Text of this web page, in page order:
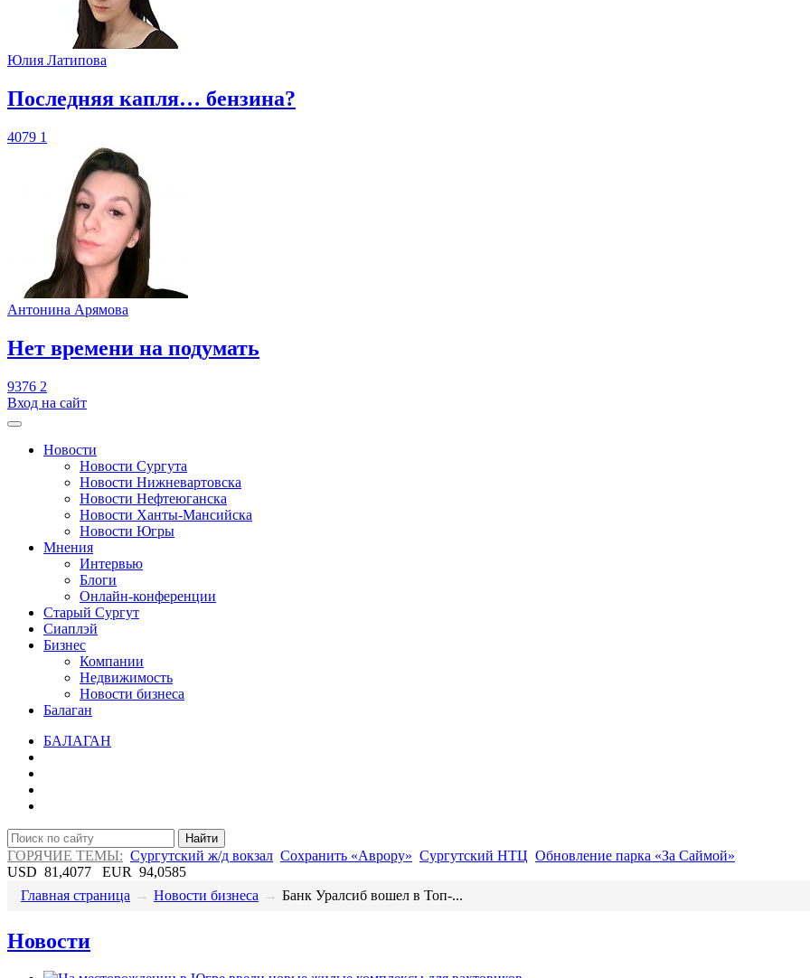
Юлия Латипова
​Последняя капля… бензина?
4079 1
Антонина Арямова
​Нет времени на подумать
9376 2
Вход на сайт
Новости
Новости Сургута
Новости Нижневартовска
Новости Нефтеюганска
Новости Ханты-Мансийска
Новости Югры
Мнения
Интервью
Блоги
Онлайн-конференции
Старый Сургут
Сиаплэй
Бизнес
Компании
Недвижимость
Новости бизнеса
Балаган
БАЛАГАН
Найти
ГОРЯЧИЕ ТЕМЫ: Сургутский ж/д вокзал Сохранить «Аврору» Сургутский НТЦ Обновление парка «За Саймой»
USD 81,4077 EUR 94,0585
Главная страница → Новости бизнеса → ​Банк Уралсиб вошел в Топ-...
Новости